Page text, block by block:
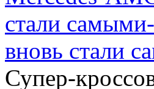
вновь стали
Супер-